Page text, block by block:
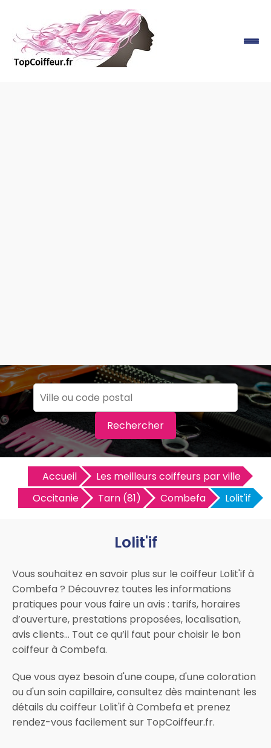
Rechercher
Accueil
Les meilleurs coiffeurs par ville
Occitanie
Tarn (81) Combefa Lolit'if
Lolit'if
Vous souhaitez en savoir plus sur le coiffeur Lolit'if à
Combefa ? Découvrez toutes les informations
pratiques pour vous faire un avis : tarifs, horaires
d’ouverture, prestations proposées, localisation,
avis clients… Tout ce qu’il faut pour choisir le bon
coiffeur à Combefa.
Que vous ayez besoin d'une coupe, d'une coloration
ou d'un soin capillaire, consultez dès maintenant les
détails du coiffeur Lolit'if à Combefa et prenez
rendez-vous facilement sur TopCoiffeur.fr.